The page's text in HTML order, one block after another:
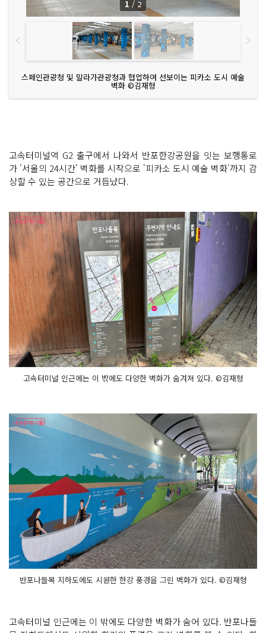
스페인관광청 및 말라가관광청과 협업하여 선보이는 피카소 도시 예술
벽화 ©김재형
1 / 2
고속터미널역 G2 출구에서 나와서 반포한강공원을 잇는 보행통로
가 '서울의 24시간' 벽화를 시작으로 '피카소 도시 예술 벽화'까지 감
상할 수 있는 공간으로 거듭났다.
고속터미널 인근에는 이 밖에도 다양한 벽화가 숨겨져 있다. ©김재형
반포나들목 지하도에도 시원한 한강 풍경을 그린 벽화가 있다. ©김재형
고속터미널 인근에는 이 밖에도 다양한 벽화가 숨어 있다. 반포나들